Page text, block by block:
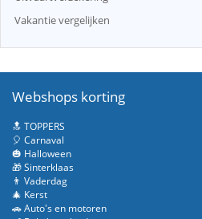
Vakantie vergelijken
Webshops korting
🔝 TOPPERS
🎈 Carnaval
🎃 Halloween
🎁 Sinterklaas
👨 Vaderdag
🎄 Kerst
🚗 Auto's en motoren